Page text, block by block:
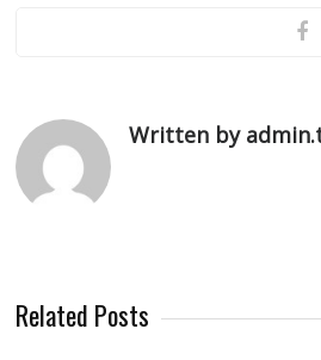
Written by
Related Posts